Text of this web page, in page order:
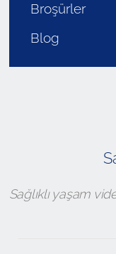
Broşürler
Blog
Sağlıklı yaşam